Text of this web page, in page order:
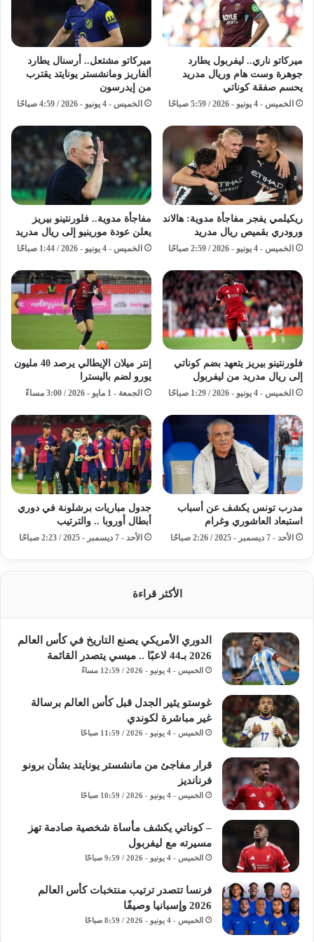
ميركاتو ناري.. ليفربول يطارد
جوهرة وست هام وريال مدريد
يحسم صفقة كوناتي
الخميس - 4 يونيو - 2026 / 5:59 صباحًا
ميركاتو مشتعل.. أرسنال يطارد
ألفاريز ومانشستر يونايتد يقترب
من إيدرسون
الخميس - 4 يونيو - 2026 / 4:59 صباحًا
ريكيلمي يفجر مفاجأة مدوية: هالاند
ورودري بقميص ريال مدريد
الخميس - 4 يونيو - 2026 / 2:59 صباحًا
مفاجأة مدوية.. فلورنتينو بيريز
يعلن عودة مورينيو إلى ريال مدريد
الخميس - 4 يونيو - 2026 / 1:44 صباحًا
فلورنتينو بيريز يتعهد بضم كوناتي
إلى ريال مدريد من ليفربول
الخميس - 4 يونيو - 2026 / 1:29 صباحًا
إنتر ميلان الإيطالي يرصد 40 مليون
يورو لضم باليسترا
الجمعة - 1 مايو - 2026 / 3:00 مساءً
مدرب تونس يكشف عن أسباب
استبعاد العاشوري وغرام
الأحد - 7 ديسمبر - 2025 / 2:26 صباحًا
جدول مباريات برشلونة في دوري
أبطال أوروبا .. والترتيب
الأحد - 7 ديسمبر - 2025 / 2:23 صباحًا
الأكثر قراءة
الدوري الأمريكي يصنع التاريخ في كأس العالم
2026 بـ44 لاعبًا .. ميسي يتصدر القائمة
الخميس - 4 يونيو - 2026 / 12:59 مساءً
غوستو يثير الجدل قبل كأس العالم برسالة
غير مباشرة لكوندي
الخميس - 4 يونيو - 2026 / 11:59 صباحًا
قرار مفاجئ من مانشستر يونايتد بشأن برونو
فرنانديز
الخميس - 4 يونيو - 2026 / 10:59 صباحًا
– كوناتي يكشف مأساة شخصية صادمة تهز
مسيرته مع ليفربول
الخميس - 4 يونيو - 2026 / 9:59 صباحًا
فرنسا تتصدر ترتيب منتخبات كأس العالم
2026 وإسبانيا وصيفًا
الخميس - 4 يونيو - 2026 / 8:59 صباحًا